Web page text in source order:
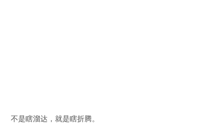
不是瞎溜达，就是瞎折腾。